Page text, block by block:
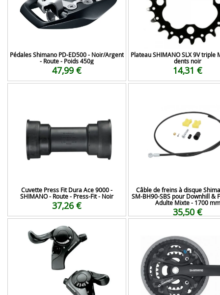
Pédales Shimano PD-ED500 - Noir/Argent
- Route - Poids 450g
47,99 €
Plateau SHIMANO SLX 9V triple
dents noir
14,31 €
Cuvette Press Fit Dura Ace 9000 -
SHIMANO - Route - Press-Fit - Noir
37,26 €
Câble de freins à disque
SM-BH90-SBS pour Downhill &
Adulte Mixte - 1700 mm
35,50 €